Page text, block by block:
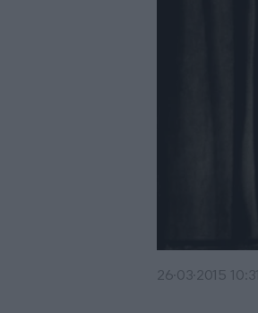
26·03·2015 10:31